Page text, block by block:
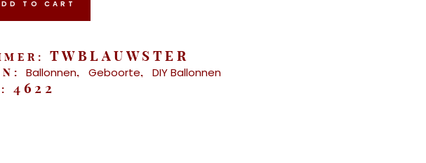
TO CART
TWBLAUWSTER
Ballonnen, Geboorte, DIY Ballonnen
4622